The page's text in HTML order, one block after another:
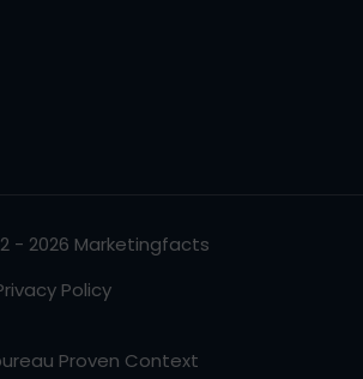
- 2026 Marketingfacts
Policy
Proven Context